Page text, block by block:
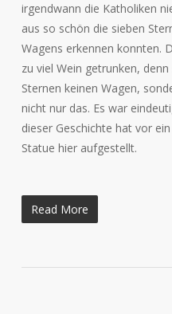
irgendwann die Katholiken
aus so schön die sieben
Wagens erkennen konnten.
zu viel Wein getrunken,
Sternen keinen Wagen,
nicht nur das. Es war
dieser Geschichte hat vor
Statue hier aufgestellt.
Read More